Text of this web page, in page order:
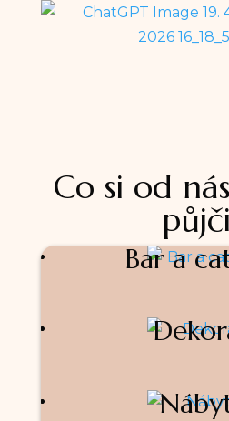
Co si od
Bar a